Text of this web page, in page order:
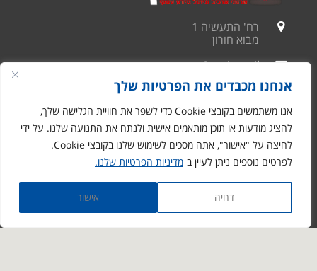
אנחנו מכבדים את הפרטיות שלך
אנו משתמשים בקובצי Cookie כדי לשפר את חוויית הגלישה שלך,
להציג מודעות או תוכן מותאמים אישית ולנתח את התנועה שלנו. על ידי
לחיצה על "אישור", אתה מסכים לשימוש שלנו בקובצי Cookie.
לפרטים נוספים ניתן לעיין ב מדיניות הפרטיות שלנו.
דחיה אישור
רח' התעשיה 1
מבוא חורון
ronen@arciv.co.il
1-700-07-10-10
03-9731088
דבר איתנו גם ב- whatsapp
ארכיב לעסקים
ארכיב לפרטיים